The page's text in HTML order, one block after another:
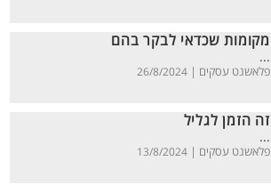
מקומות שכדאי לבקר בהם
...
פלאשנט עסקים | 26/8/2024
זה הזמן לגליל
...
פלאשנט עסקים | 13/8/2024